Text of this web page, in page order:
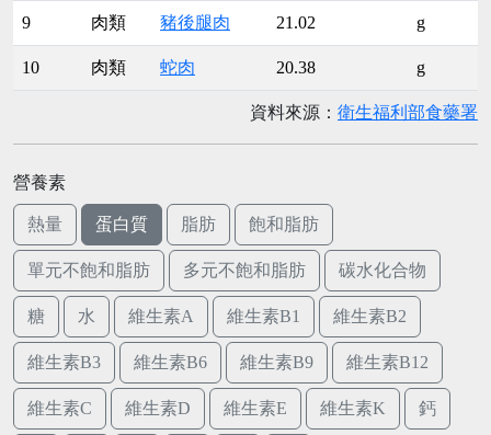
9 肉類 豬後腿肉 21.02 g
10 肉類 蛇肉 20.38 g
資料來源： 衛生福利部食藥署
營養素
熱量 蛋白質 脂肪 飽和脂肪
單元不飽和脂肪 多元不飽和脂肪 碳水化合物
糖 水 維生素A 維生素B1 維生素B2
維生素B3 維生素B6 維生素B9 維生素B12
維生素C 維生素D 維生素E 維生素K 鈣